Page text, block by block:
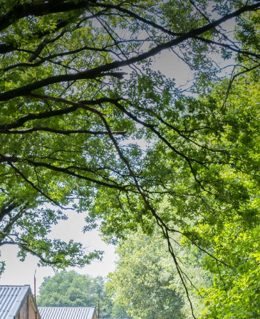
Découvrir
Nature supérieure européenne
Paysage culturel et historique
Une histoire fascinante
Un aperçu des trouvailles
Livre Joyau caché
Portes de
Aire de jeux
Chiens
Nourriture et
Dormir